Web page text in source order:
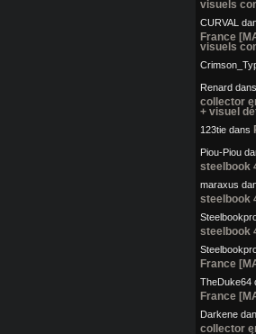
visuels
CURVAL
France
visuels
Renard dans
collector
+ visuel
123tie dans
Piou-Piou
steelbook
maraxus
steelbook
steelbook
France
TheDuke64
France
Darkene
collector